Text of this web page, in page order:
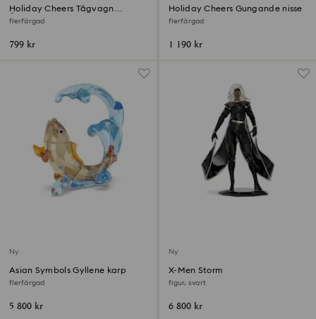
Holiday Cheers Tågvagn
Årsutgåva 2026
flerfärgad
799 kr
Holiday Cheers Gungande nisse
flerfärgad
1 190 kr
Ny
Asian Symbols Gyllene karp
flerfärgad
5 800 kr
Ny
X-Men Storm
figur, svart
6 800 kr